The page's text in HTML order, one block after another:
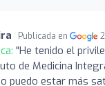
Publicada en
"He tenido el
de Medicina
puedo estar más